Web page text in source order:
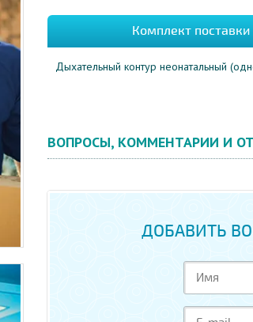
Комплект поставки
Дыхательный контур неонатальный
ВОПРОСЫ, КОММЕНТАРИИ И
ДОБАВИТЬ